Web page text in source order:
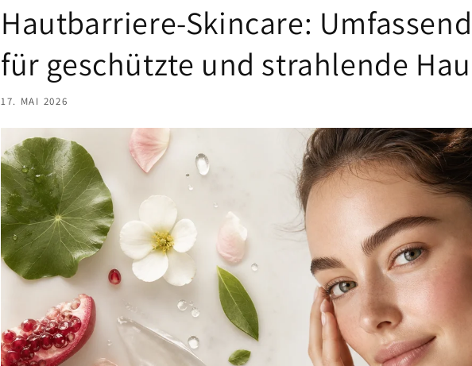
Hautbarriere-Skincare:
für geschützte und strahlende
17. MAI 2026